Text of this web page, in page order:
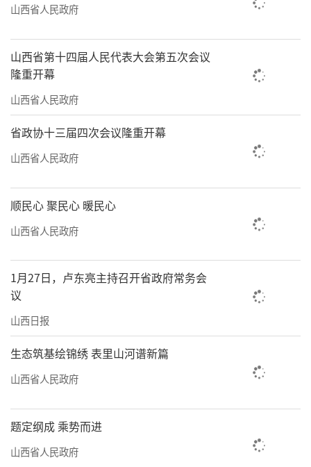
山西省人民政府
山西省第十四届人民代表大会第五次会议
隆重开幕
山西省人民政府
省政协十三届四次会议隆重开幕
山西省人民政府
顺民心 聚民心 暖民心
山西省人民政府
1月27日，卢东亮主持召开省政府常务会
议
山西日报
生态筑基绘锦绣 表里山河谱新篇
山西省人民政府
题定纲成 乘势而进
山西省人民政府